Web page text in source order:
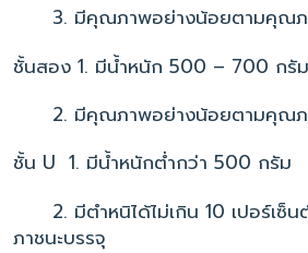
3. มีคุณภาพอย่างน้อยตามคุณภ
ชั้นสอง 1. มีน้ำหนัก 500 – 700 กรัม
2. มีคุณภาพอย่างน้อยตามคุณภ
ชั้น U 1. มีน้ำหนักต่ำกว่า 500 กรัม
2. มีตำหนิได้ไม่เกิน 10 เปอร์เซ็น
ภาชนะบรรจุ